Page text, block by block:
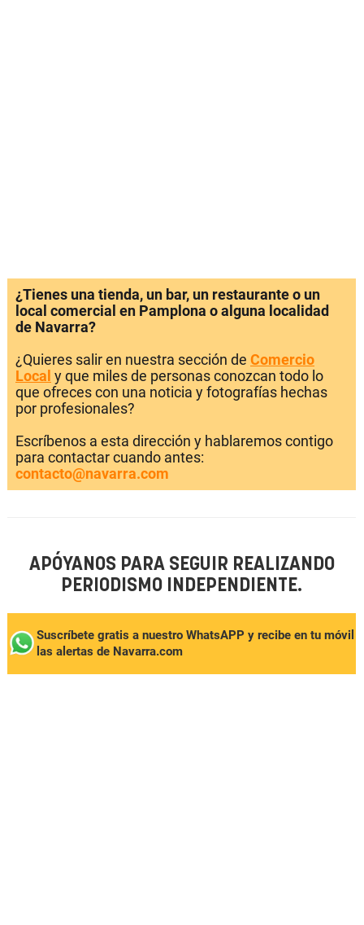
¿Tienes una tienda, un bar, un restaurante o un
local comercial en Pamplona o alguna localidad
de Navarra?
¿Quieres salir en nuestra sección de Comercio
Local y que miles de personas conozcan todo lo
que ofreces con una noticia y fotografías hechas
por profesionales?
Escríbenos a esta dirección y hablaremos contigo
para contactar cuando antes:
contacto@navarra.com
APÓYANOS PARA SEGUIR REALIZANDO
PERIODISMO INDEPENDIENTE.
Suscríbete gratis a nuestro WhatsAPP y recibe en tu móvil
las alertas de Navarra.com